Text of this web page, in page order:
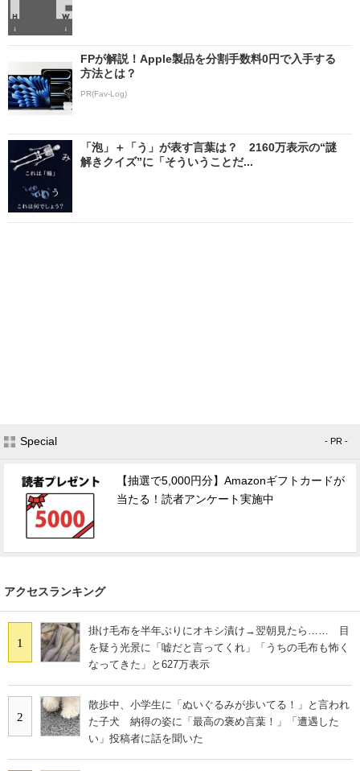
FPが解説！Apple製品を分割手数料0円で入手する
方法とは？
PR(Fav-Log)
「泡」＋「う」が表す言葉は？ 2160万表示の“謎
解きクイズ”に「そういうことだ...
Special - PR -
【抽選で5,000円分】Amazonギフトカードが
当たる！読者アンケート実施中
アクセスランキング
1
掛け毛布を半年ぶりにオキシ漬け→翌朝見たら…… 目
を疑う光景に「嘘だと言ってくれ」「うちの毛布も怖く
なってきた」と627万表示
2
散歩中、小学生に「ぬいぐるみが歩いてる！」と言われ
た子犬 納得の姿に「最高の褒め言葉！」「遭遇した
い」投稿者に話を聞いた